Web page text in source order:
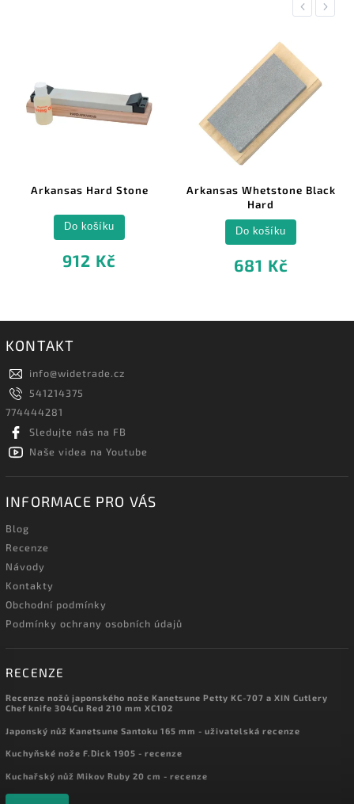
Previous
Arkansas Hard Stone
912 Kč
Do košíku
Arkansas Whetstone Black
Hard
681 Kč
Do košíku
Next
KONTAKT
info@widetrade.cz
541214375
774444281
Sledujte nás na FB
Naše videa na Youtube
INFORMACE PRO VÁS
Blog
Recenze
Návody
Kontakty
Obchodní podmínky
Podmínky ochrany osobních údajů
RECENZE
Recenze nožů japonského nože Kanetsune Petty KC-707 a XIN Cutlery
Chef knife 304Cu Red 210 mm XC102
Japonský nůž Kanetsune Santoku 165 mm - uživatelská recenze
Kuchyňské nože F.Dick 1905 - recenze
Kuchařský nůž Mikov Ruby 20 cm - recenze